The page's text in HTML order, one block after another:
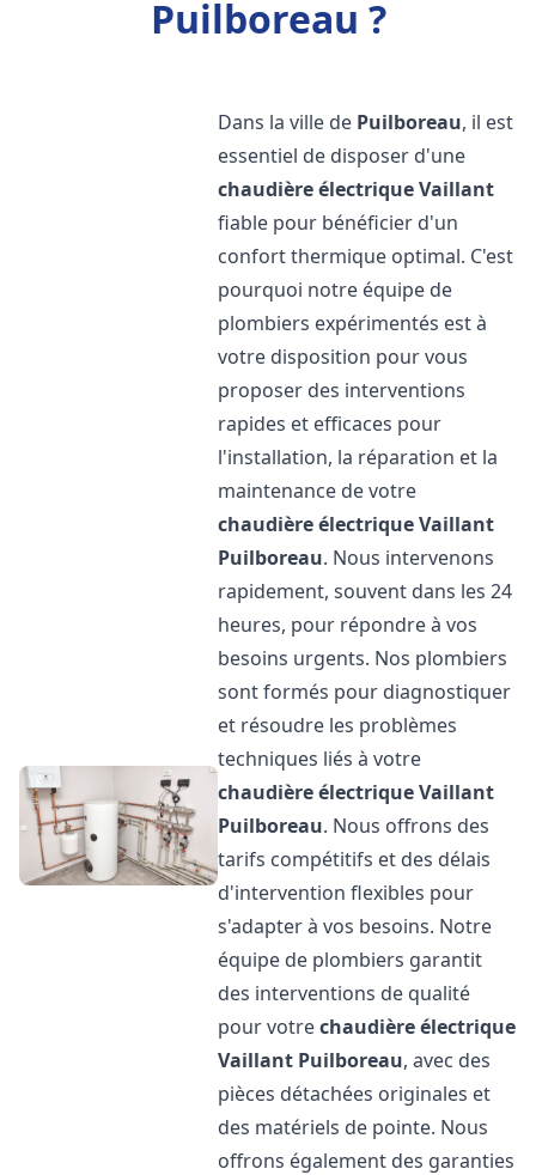
Puilboreau ?
Dans la ville de Puilboreau, il est
essentiel de disposer d'une
chaudière électrique Vaillant
fiable pour bénéficier d'un
confort thermique optimal. C'est
pourquoi notre équipe de
plombiers expérimentés est à
votre disposition pour vous
proposer des interventions
rapides et efficaces pour
l'installation, la réparation et la
maintenance de votre
chaudière électrique Vaillant
Puilboreau. Nous intervenons
rapidement, souvent dans les 24
heures, pour répondre à vos
besoins urgents. Nos plombiers
sont formés pour diagnostiquer
et résoudre les problèmes
techniques liés à votre
chaudière électrique Vaillant
Puilboreau. Nous offrons des
tarifs compétitifs et des délais
d'intervention flexibles pour
s'adapter à vos besoins. Notre
équipe de plombiers garantit
des interventions de qualité
pour votrechaudière électrique
Vaillant Puilboreau, avec des
pièces détachées originales et
des matériels de pointe. Nous
offrons également des garanties